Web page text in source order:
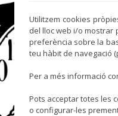
Utilitzem cookies
del lloc web i/o mostrar
preferència sobre la
teu hàbit de navegació
Per a més informació
Pots acceptar totes les
o configurar-les